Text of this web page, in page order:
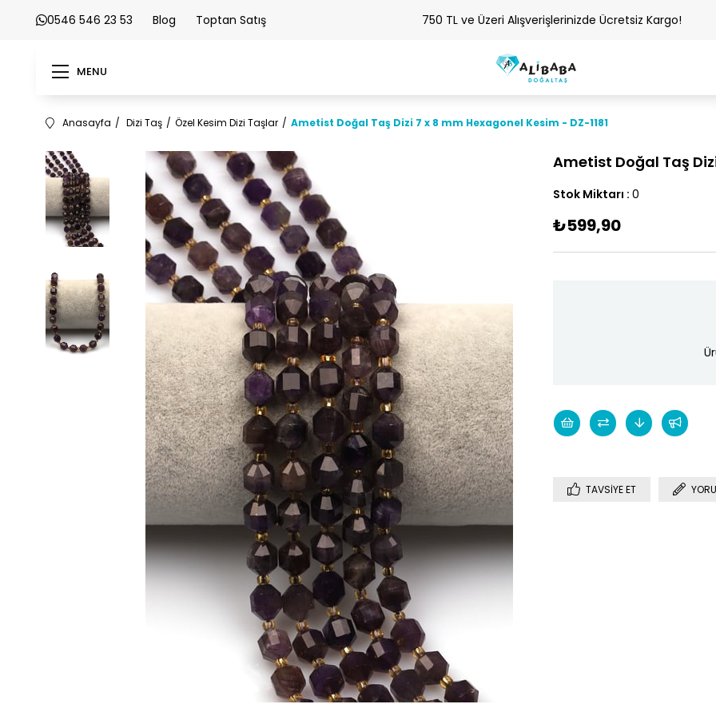
0546 546 23 53 Blog Toptan Satış 750 TL ve Üzeri Alışverişlerinizde Ücretsiz Kargo!
MENU
Anasayfa Dizi Taş Özel Kesim Dizi Taşlar Ametist Doğal Taş Dizi 7 x 8 mm Hexagonel Kesim - DZ-1181
Ametist Doğal Taş
Stok Miktarı : 0
₺599,90
TAVSIYE ET